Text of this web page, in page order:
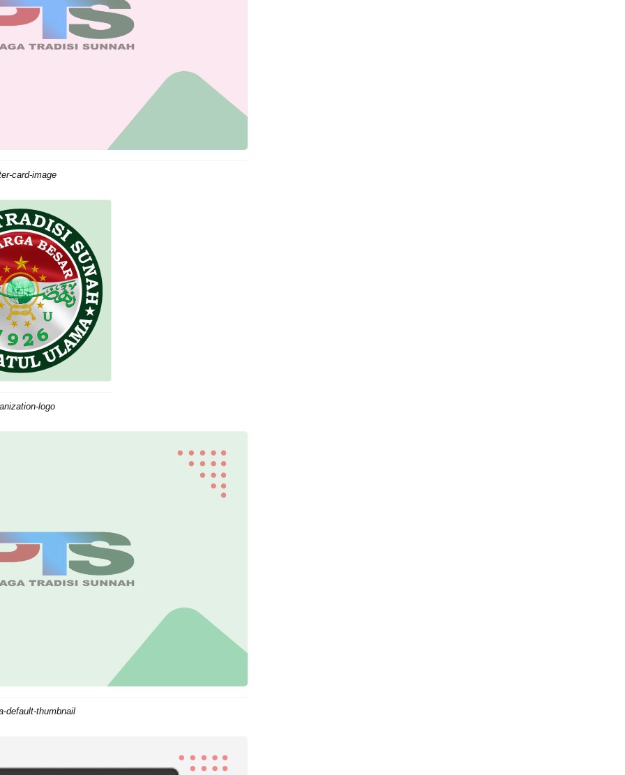
card-image
logo
default-thumbnail